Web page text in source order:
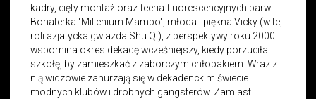
kadry, cięty montaż oraz feeria fluorescencyjnych barw.
Bohaterka "Millenium Mambo", młoda i piękna Vicky (w tej
roli azjatycka gwiazda Shu Qi), z perspektywy roku 2000
wspomina okres dekadę wcześniejszy, kiedy porzuciła
szkołę, by zamieszkać z zaborczym chłopakiem. Wraz z
nią widzowie zanurzają się w dekadenckim świecie
modnych klubów i drobnych gangsterów. Zamiast